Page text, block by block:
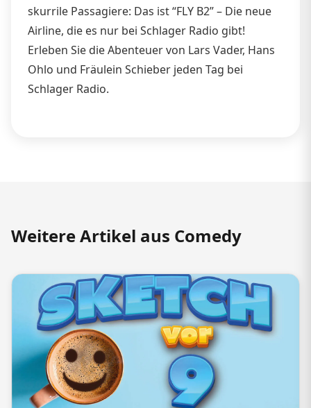
skurrile Passagiere: Das ist “FLY B2” – Die neue
Airline, die es nur bei Schlager Radio gibt!
Erleben Sie die Abenteuer von Lars Vader, Hans
Ohlo und Fräulein Schieber jeden Tag bei
Schlager Radio.
Weitere Artikel aus Comedy